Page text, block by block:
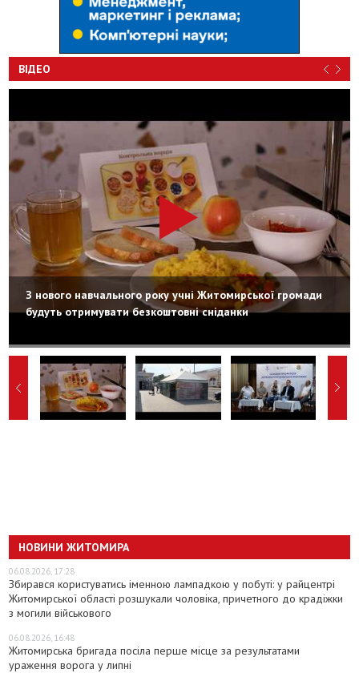
ВІДЕО
З нового навчального року учні Житомирської громади
будуть отримувати безкоштовні сніданки
НОВИНИ ЖИТОМИРА
06.08.2026, 17:28
Збирався користуватись іменною лампадкою у побуті: у райцентрі
Житомирської області розшукали чоловіка, причетного до крадіжки
з могили військового
06.08.2026, 16:48
Житомирська бригада посіла перше місце за результатами
ураження ворога у липні